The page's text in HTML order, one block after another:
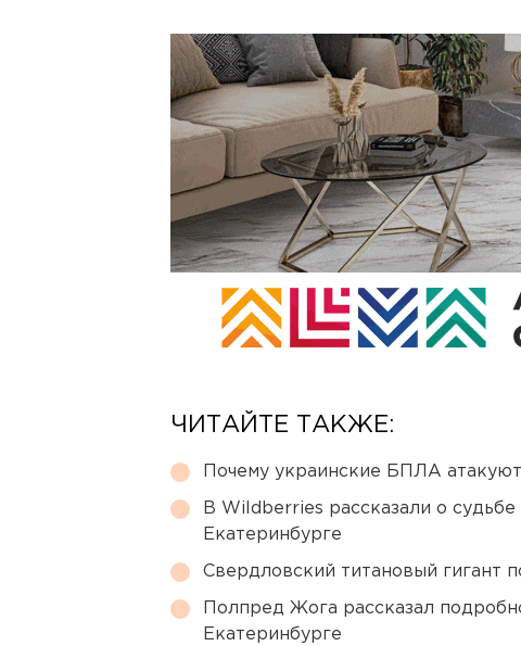
ЧИТАЙТЕ ТАКЖЕ:
Почему украинские БПЛА
В Wildberries рассказали о
Екатеринбурге
Свердловский титановый гигант
Полпред Жога рассказал
Екатеринбурге